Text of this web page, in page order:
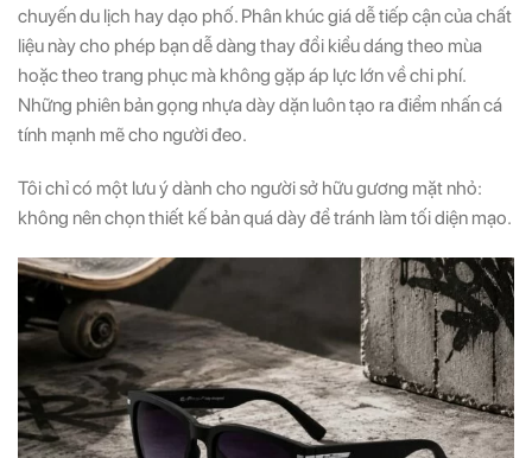
chuyến du lịch hay dạo phố. Phân khúc giá dễ tiếp cận của chất
liệu này cho phép bạn dễ dàng thay đổi kiểu dáng theo mùa
hoặc theo trang phục mà không gặp áp lực lớn về chi phí.
Những phiên bản gọng nhựa dày dặn luôn tạo ra điểm nhấn cá
tính mạnh mẽ cho người đeo.
Tôi chỉ có một lưu ý dành cho người sở hữu gương mặt nhỏ:
không nên chọn thiết kế bản quá dày để tránh làm tối diện mạo.